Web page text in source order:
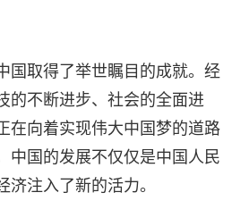
国取得了举世瞩目的成就。经
的不断进步、社会的全面进
在向着实现伟大中国梦的道路
中国的发展不仅仅是中国人民
济注入了新的活力。